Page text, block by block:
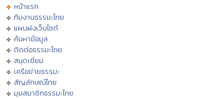
หน้าแรก
ทีมงานธรรมะไทย
แผนผังเว็บไซต์
ค้นหาข้อมูล
ติดต่อธรรมะไทย
สมุดเยี่ยม
เครือข่ายธรรมะ
สัญลักษณ์ไทย
มุมสมาชิกธรรมะไทย